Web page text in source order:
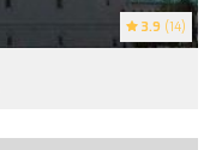
3.9 (14)